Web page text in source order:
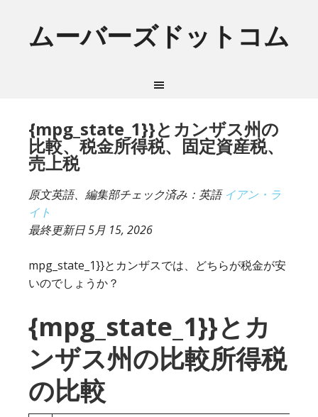
ムーバーズドットコム
{mpg_state_1}}とカンザス州の
比較、税金所得税、固定資産税、
売上税
原文英語、編集部チェック済み：英語イアン・ラ
イト
最終更新日5月 15, 2026
mpg_state_1}}とカンザスでは、どちらが税金が安
いのでしょうか？
{mpg_state_1}}とカ
ンザス州の比較所得税
の比較